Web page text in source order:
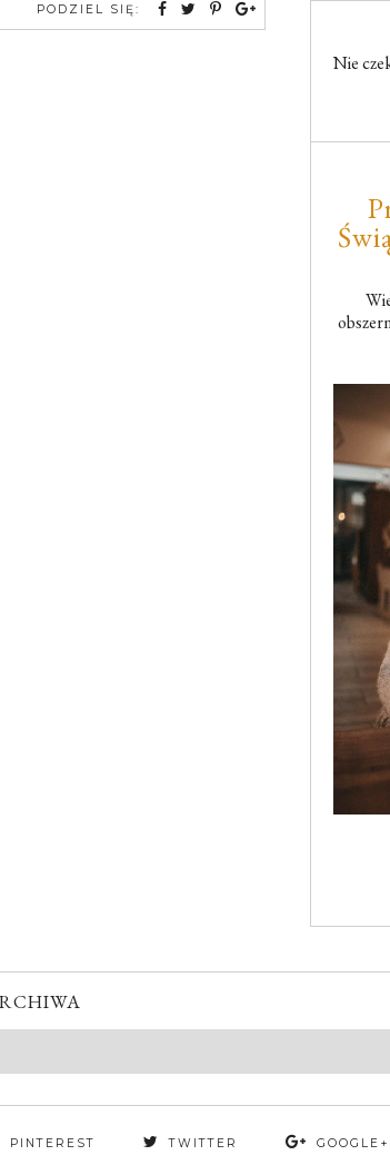
PODZIEL SIĘ:
Nie
PINTEREST TWITTER GOOGLE+